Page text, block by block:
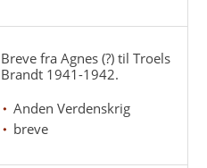
Breve fra Agnes (?) til Troels
Brandt 1941-1942.
Anden Verdenskrig
breve